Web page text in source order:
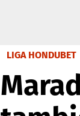
LIGA HONDUBET